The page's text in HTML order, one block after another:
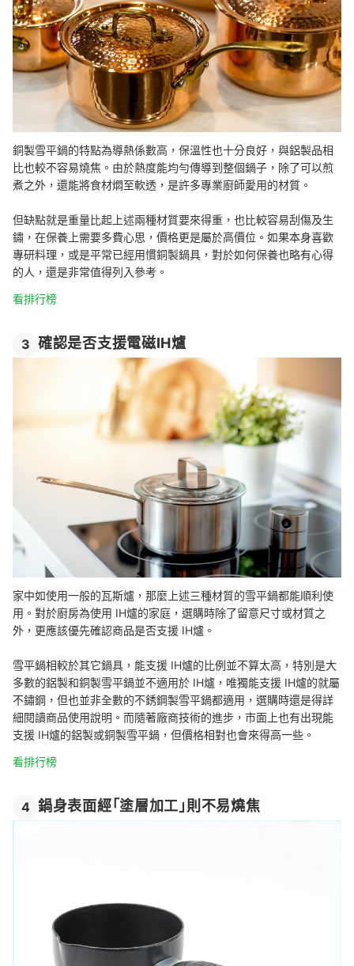
銅製雪平鍋的特點為導熱係數高，保溫性也十分良好，與鋁製品相
比也較不容易燒焦。由於熱度能均勻傳導到整個鍋子，除了可以煎
煮之外，還能將食材燜至軟透，是許多專業廚師愛用的材質。
但缺點就是重量比起上述兩種材質要來得重，也比較容易刮傷及生
鏽，在保養上需要多費心思，價格更是屬於高價位。如果本身喜歡
專研料理，或是平常已經用慣銅製鍋具，對於如何保養也略有心得
的人，還是非常值得列入參考。
看排行榜
3 確認是否支援電磁IH爐
家中如使用一般的瓦斯爐，那麼上述三種材質的雪平鍋都能順利使
用。對於廚房為使用 IH爐的家庭，選購時除了留意尺寸或材質之
外，更應該優先確認商品是否支援 IH爐。
雪平鍋相較於其它鍋具，能支援 IH爐的比例並不算太高，特別是大
多數的鋁製和銅製雪平鍋並不適用於 IH爐，唯獨能支援 IH爐的就屬
不鏽鋼，但也並非全數的不銹鋼製雪平鍋都適用，選購時還是得詳
細閱讀商品使用說明。而隨著廠商技術的進步，市面上也有出現能
支援 IH爐的鋁製或銅製雪平鍋，但價格相對也會來得高一些。
看排行榜
4 鍋身表面經「塗層加工」則不易燒焦